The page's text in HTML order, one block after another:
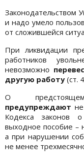
Законодательством
и надо умело
от сложившейся
При ликвидации
работников
невозможно
другую работу (ст.
О
предупреждают
Кодекса законов
выходное пособие –
а при нарушении
не менее